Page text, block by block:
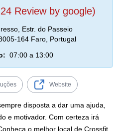
Review by google)
Estr. do Passeio
164 Faro, Portugal
07:00 a 13:00
Website
disposta a dar uma ajuda,
e motivador. Com certeza irá
o melhor local de Crossfit